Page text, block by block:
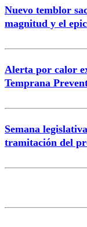
Nuevo temblor
magnitud y el
Alerta por calor
Temprana
Semana
tramitación del